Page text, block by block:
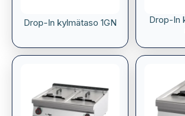
Drop-In kylmätaso 1GN
Drop-In